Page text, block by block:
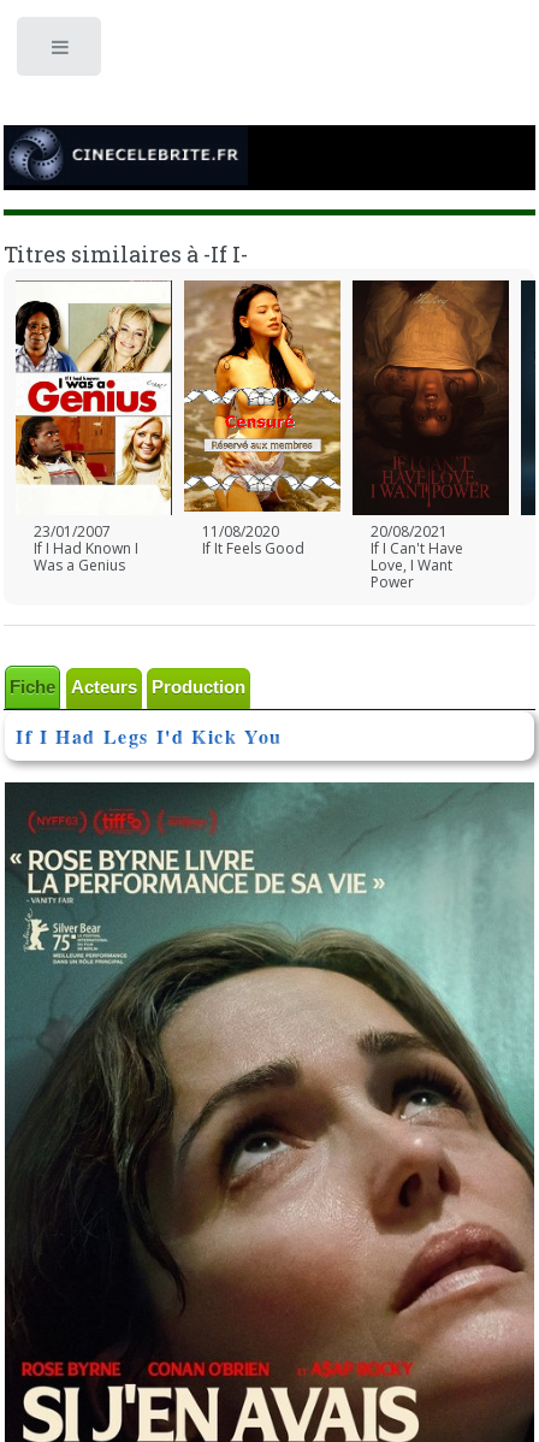
Titres similaires à -If I-
23/01/2007
If I Had Known I
Was a Genius
11/08/2020
If It Feels Good
20/08/2021
If I Can't Have
Love, I Want
Power
Fiche Acteurs Production
If I Had Legs I'd Kick You